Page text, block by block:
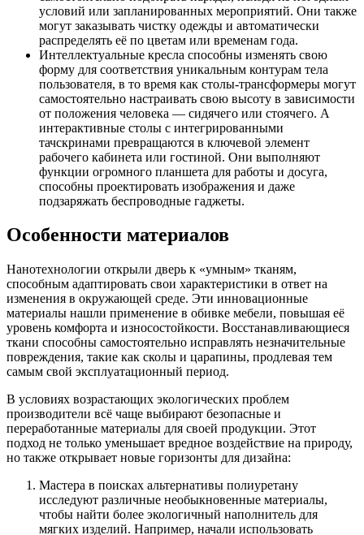
условий или запланированных мероприятий. Они также
могут заказывать чистку одежды и автоматически
распределять её по цветам или временам года.
Интеллектуальные кресла способны изменять свою
форму для соответствия уникальным контурам тела
пользователя, в то время как столы-трансформеры могут
самостоятельно настраивать свою высоту в зависимости
от положения человека — сидячего или стоячего. А
интерактивные столы с интегрированными
тачскринами превращаются в ключевой элемент
рабочего кабинета или гостиной. Они выполняют
функции огромного планшета для работы и досуга,
способны проектировать изображения и даже
подзаряжать беспроводные гаджеты.
Особенности материалов
Нанотехнологии открыли дверь к «умным» тканям,
способным адаптировать свои характеристики в ответ на
изменения в окружающей среде. Эти инновационные
материалы нашли применение в обивке мебели, повышая её
уровень комфорта и износостойкости. Восстанавливающиеся
ткани способны самостоятельно исправлять незначительные
повреждения, такие как сколы и царапины, продлевая тем
самым свой эксплуатационный период.
В условиях возрастающих экологических проблем
производители всё чаще выбирают безопасные и
переработанные материалы для своей продукции. Этот
подход не только уменьшает вредное воздействие на природу,
но также открывает новые горизонты для дизайна:
Мастера в поисках альтернативы полиуретану
исследуют различные необыкновенные материалы,
чтобы найти более экологичный наполнитель для
мягких изделий. Например, начали использовать